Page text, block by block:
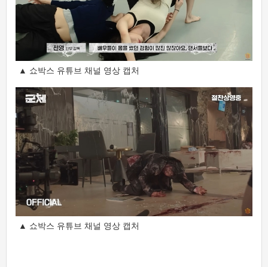
▲ 쇼박스 유튜브 채널 영상 캡처
▲ 쇼박스 유튜브 채널 영상 캡처